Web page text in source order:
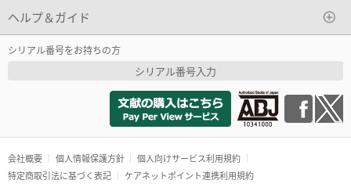
ヘルプ＆ガイド
シリアル番号をお持ちの方
シリアル番号入力
会社概要 個人情報保護方針
個人向けサービス利用規約
特定商取引法に基づく表記
ケアネットポイント連携利用規約